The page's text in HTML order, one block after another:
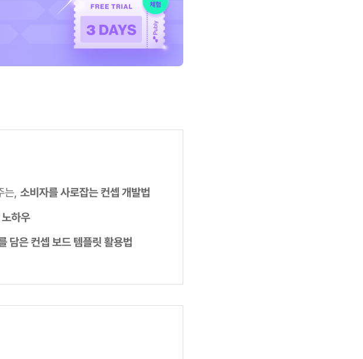
는, 소비자를 사로잡는 컨셉 개발법
하우
담은 컨셉 보드 템플릿 활용법